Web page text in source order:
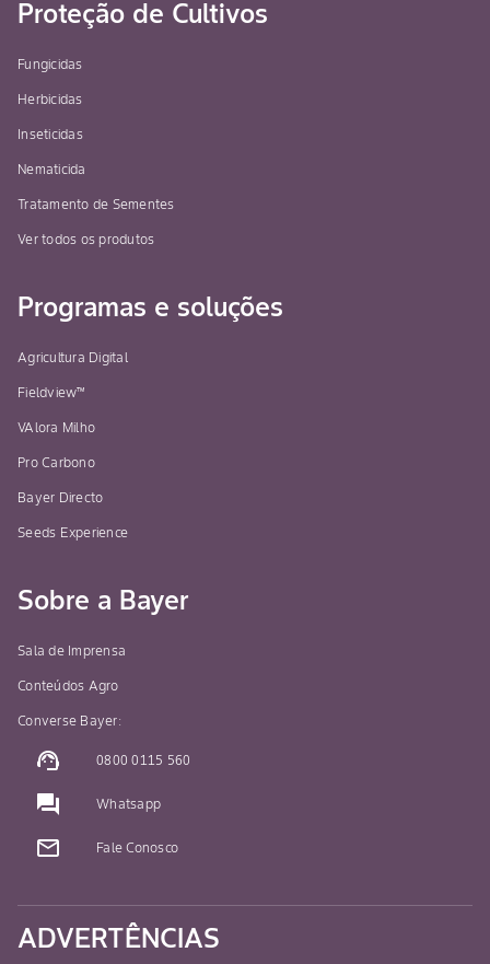
Proteção de Cultivos
Fungicidas
Herbicidas
Inseticidas
Nematicida
Tratamento de Sementes
Ver todos os produtos
Programas e soluções
Agricultura Digital
Fieldview™
VAlora Milho
Pro Carbono
Bayer Directo
Seeds Experience
Sobre a Bayer
Sala de Imprensa
Conteúdos Agro
Converse Bayer:
support_agent 0800 0115 560
question_answer Whatsapp
mail_outline Fale Conosco
ADVERTÊNCIAS